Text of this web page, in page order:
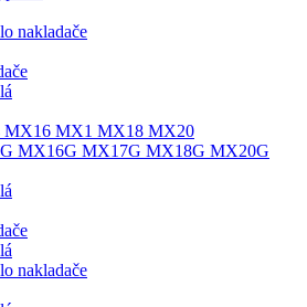
nakladače
MX16 MX1 MX18 MX20
MX16G MX17G MX18G MX20G
nakladače